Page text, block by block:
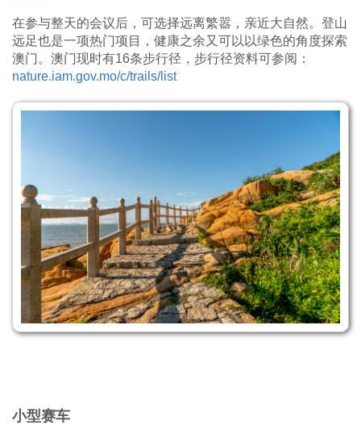
在参与整天的会议后，可选择远离繁嚣，亲近大自然。登山
远足也是一项热门项目，健康之余又可以以绿色的角度探索
澳门。澳门现时有16条步行径，步行径资料可参阅：
nature.iam.gov.mo/c/trails/list
小型赛车